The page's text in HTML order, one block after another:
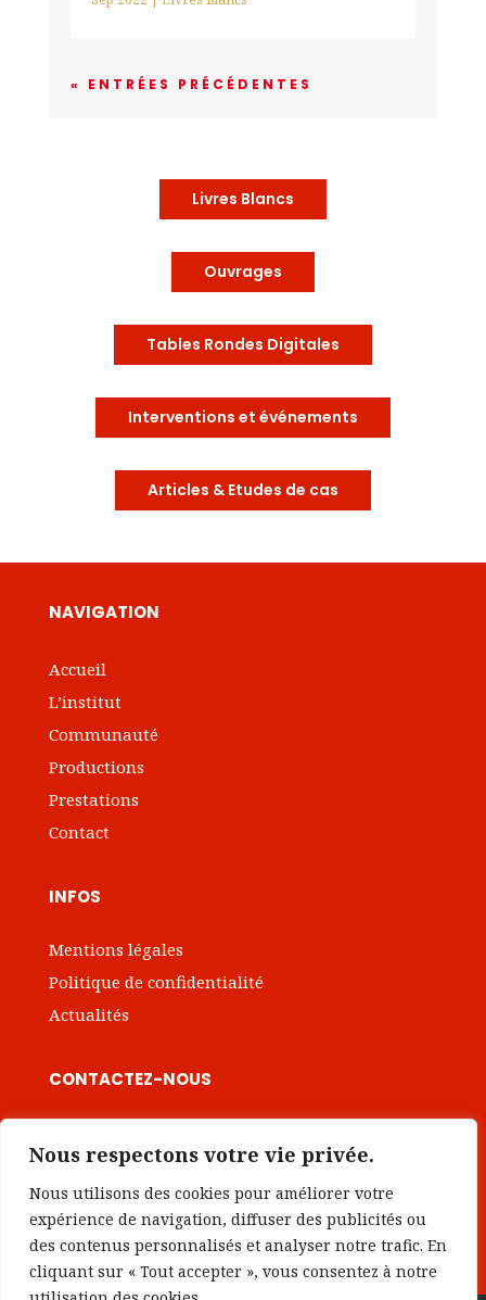
Nous respectons votre vie privée.
Nous utilisons des cookies pour améliorer votre
expérience de navigation, diffuser des publicités ou
des contenus personnalisés et analyser notre trafic. En
cliquant sur « Tout accepter », vous consentez à notre
« ENTRÉES PRÉCÉDENTES
Livres Blancs
Ouvrages
Tables Rondes Digitales
Interventions et événements
Articles & Etudes de cas
NAVIGATION
Accueil
L’institut
Communauté
Productions
Prestations
Contact
INFOS
Mentions légales
Politique de confidentialité
Actualités
CONTACTEZ-NOUS
Prendre rendez-vous